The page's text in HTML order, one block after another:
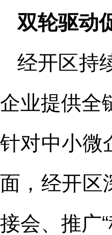
双轮驱动
经开区持
企业提供全
针对中小微
面，经开区
接会、推广